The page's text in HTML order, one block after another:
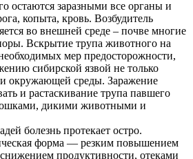
остаются заразными все органы и
копыта, кровь. Возбудитель
во внешней среде – почве многие
Вскрытие трупа животного на
мер предосторожности,
сибирской язвой не только
окружающей среды. Заражение
и растаскивание трупа павшего
дикими животными и
болезнь протекает остро.
форма — резким повышением
продуктивности, отеками